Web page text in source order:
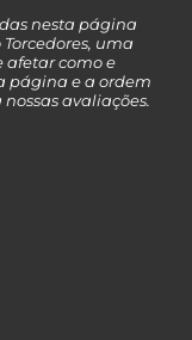
nesta página
uma
afetar como e
página e a ordem
avaliações.